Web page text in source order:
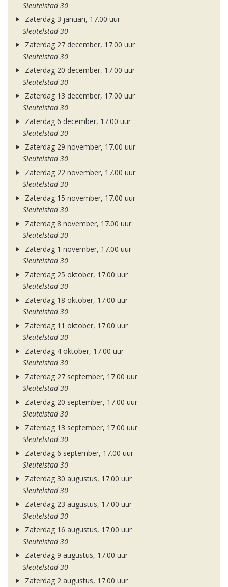
Sleutelstad 30
Zaterdag 3 januari, 17.00 uur
Sleutelstad 30
Zaterdag 27 december, 17.00 uur
Sleutelstad 30
Zaterdag 20 december, 17.00 uur
Sleutelstad 30
Zaterdag 13 december, 17.00 uur
Sleutelstad 30
Zaterdag 6 december, 17.00 uur
Sleutelstad 30
Zaterdag 29 november, 17.00 uur
Sleutelstad 30
Zaterdag 22 november, 17.00 uur
Sleutelstad 30
Zaterdag 15 november, 17.00 uur
Sleutelstad 30
Zaterdag 8 november, 17.00 uur
Sleutelstad 30
Zaterdag 1 november, 17.00 uur
Sleutelstad 30
Zaterdag 25 oktober, 17.00 uur
Sleutelstad 30
Zaterdag 18 oktober, 17.00 uur
Sleutelstad 30
Zaterdag 11 oktober, 17.00 uur
Sleutelstad 30
Zaterdag 4 oktober, 17.00 uur
Sleutelstad 30
Zaterdag 27 september, 17.00 uur
Sleutelstad 30
Zaterdag 20 september, 17.00 uur
Sleutelstad 30
Zaterdag 13 september, 17.00 uur
Sleutelstad 30
Zaterdag 6 september, 17.00 uur
Sleutelstad 30
Zaterdag 30 augustus, 17.00 uur
Sleutelstad 30
Zaterdag 23 augustus, 17.00 uur
Sleutelstad 30
Zaterdag 16 augustus, 17.00 uur
Sleutelstad 30
Zaterdag 9 augustus, 17.00 uur
Sleutelstad 30
Zaterdag 2 augustus, 17.00 uur